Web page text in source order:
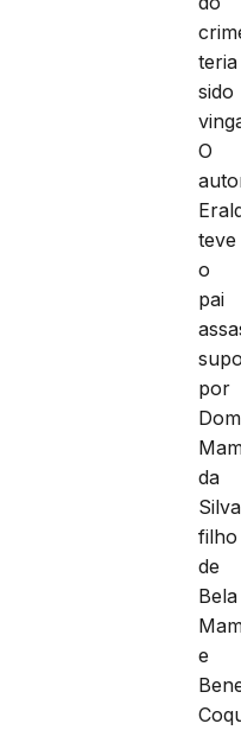
teria
sido
O
teve
o
pai
por
da
filho
de
Bela
e